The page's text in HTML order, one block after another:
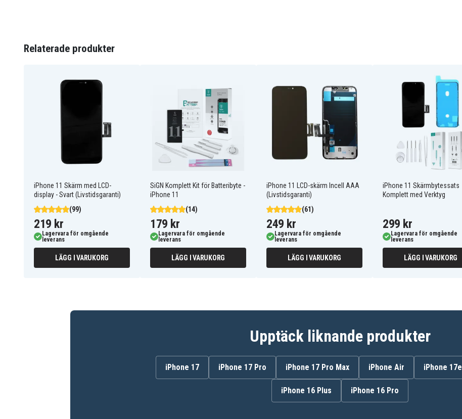
Relaterade produkter
iPhone 11 Skärm med LCD-
display - Svart (Livstidsgaranti)
(99)
219 kr
Lagervara för omgående
leverans
LÄGG I VARUKORG
SiGN Komplett Kit för Batteribyte -
iPhone 11
(14)
179 kr
Lagervara för omgående
leverans
LÄGG I VARUKORG
iPhone 11 LCD-skärm Incell AAA
(Livstidsgaranti)
(61)
249 kr
Lagervara för omgående
leverans
LÄGG I VARUKORG
iPhone 11 Skärmbytessats
Komplett med Verktyg
299 kr
Lagervara för omgående
leverans
LÄGG I VARUKORG
Upptäck liknande produkter
iPhone 17 iPhone 17 Pro iPhone 17 Pro Max iPhone Air iPhone 17e
iPhone 16 Plus iPhone 16 Pro